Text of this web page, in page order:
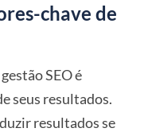
chave de
SEO é
seus resultados.
resultados se